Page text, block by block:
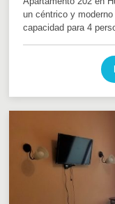
un céntrico y
capacidad para 4